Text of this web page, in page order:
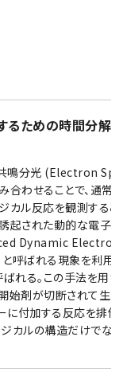
るための時間分解
鳴分光 (Electron
わせることで、通常の
カル反応を観測するこ
起された動的な電子ス
Dynamic Electron
ばれる現象を利用
れる。この手法を用い
始剤が切断されて生じ
付加する反応を排他
カルの構造だけでなく